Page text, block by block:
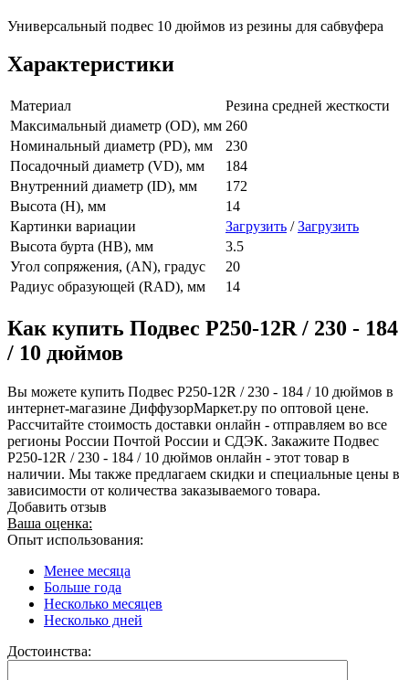
Универсальный подвес 10 дюймов из резины для сабвуфера
Характеристики
Материал
Резина средней жесткости
Максимальный диаметр (OD), мм 260
Номинальный диаметр (PD), мм
230
Посадочный диаметр (VD), мм
184
Внутренний диаметр (ID), мм
172
Высота (H), мм
14
Картинки вариации
Загрузить /Загрузить
Высота бурта (HB), мм
3.5
Угол сопряжения, (AN), градус
20
Радиус образующей (RAD), мм
14
Как купить Подвес Р250-12R / 230 - 184
/ 10 дюймов
Вы можете купить Подвес Р250-12R / 230 - 184 / 10 дюймов в
интернет-магазине ДиффузорМаркет.ру по оптовой цене.
Рассчитайте стоимость доставки онлайн - отправляем во все
регионы России Почтой России и СДЭК. Закажите Подвес
Р250-12R / 230 - 184 / 10 дюймов онлайн - этот товар в
наличии. Мы также предлагаем скидки и специальные цены в
зависимости от количества заказываемого товара.
Добавить отзыв
Ваша оценка:
Опыт использования:
Менее месяца
Больше года
Несколько месяцев
Несколько дней
Достоинства: